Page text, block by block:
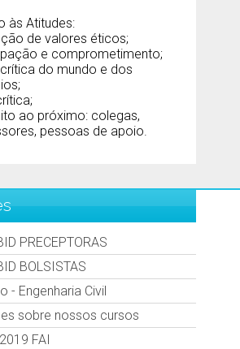
às Atitudes:
de valores éticos;
e comprometimento;
do mundo e dos
ao próximo: colegas,
pessoas de apoio.
PRECEPTORAS
BOLSISTAS
- Engenharia Civil
sobre nossos cursos
FAI